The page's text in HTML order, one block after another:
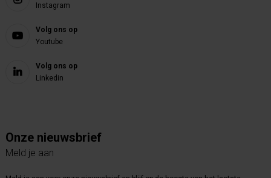
Instagram
Volg ons op
Youtube
Volg ons op
Linkedin
Onze nieuwsbrief
Meld je aan